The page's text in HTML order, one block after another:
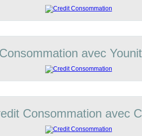
avec
Consommation avec